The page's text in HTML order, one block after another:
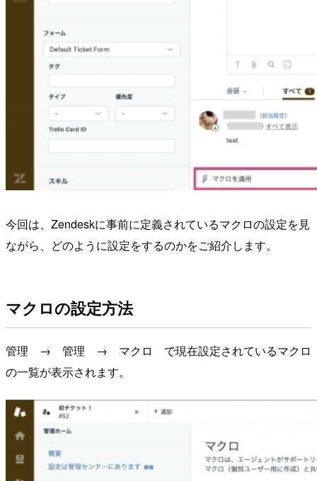
今回は、Zendeskに事前に定義されているマクロの設定を見
ながら、どのように設定をするのかをご紹介します。
マクロの設定方法
管理 → 管理 → マクロ で現在設定されているマクロ
の一覧が表示されます。